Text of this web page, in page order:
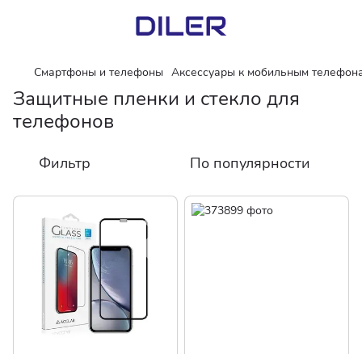
Смартфоны и телефоны Аксессуары к мобильным
Защитные пленки и стекло для
телефонов
Фильтр По популярности